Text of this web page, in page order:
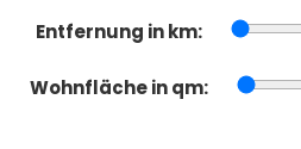
Entfernung in km:
Wohnfläche in qm: